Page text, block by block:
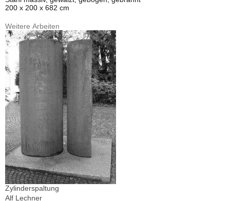
200 x 200 x 682 cm
Weitere Arbeiten
Zylinderspaltung
Alf Lechner